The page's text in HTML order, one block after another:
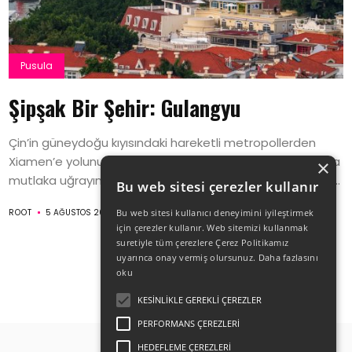
Pusula
Şipşak Bir Şehir: Gulangyu
Çin’in güneydoğu kıyısındaki hareketli metropollerden
Xiamen’e yolunuz düşerse bu şirin adaya, Gulangyu’ya da
mutlaka uğrayın. Sömürgelerden kalma mimarisi, plajları,...
ROOT 5 AĞUSTOS 2021
×
Bu web sitesi çerezler kullanır
Bu web sitesi kullanıcı deneyimini iyileştirmek
için çerezler kullanır. Web sitemizi kullanmak
suretiyle tüm çerezlere Çerez Politikamız
uyarınca onay vermiş olursunuz. Daha fazlasını
oku
KESINLIKLE GEREKLI ÇEREZLER
PERFORMANS ÇEREZLERI
HEDEFLEME ÇEREZLERI